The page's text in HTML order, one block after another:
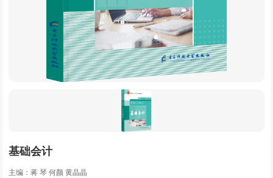
基础会计
主编：蒋 琴 何颜 黄晶晶